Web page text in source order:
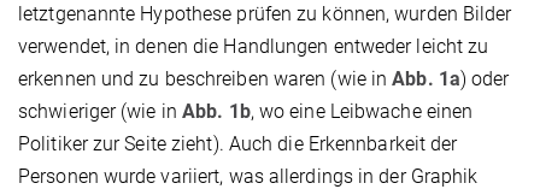
letztgenannte Hypothese prüfen zu können, wurden Bilder
verwendet, in denen die Handlungen entweder leicht zu
erkennen und zu beschreiben waren (wie inAbb. 1a) oder
schwieriger (wie in Abb. 1b, wo eine Leibwache einen
Politiker zur Seite zieht). Auch die Erkennbarkeit der
Personen wurde variiert, was allerdings in der Graphik